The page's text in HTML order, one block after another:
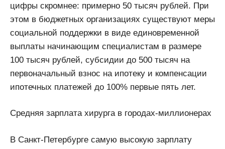
цифры скромнее: примерно 50 тысяч рублей. При
этом в бюджетных организациях существуют меры
социальной поддержки в виде единовременной
выплаты начинающим специалистам в размере
100 тысяч рублей, субсидии до 500 тысяч на
первоначальный взнос на ипотеку и компенсации
ипотечных платежей до 100% первые пять лет.
Средняя зарплата хирурга в городах-миллионерах
В Санкт-Петербурге самую высокую зарплату